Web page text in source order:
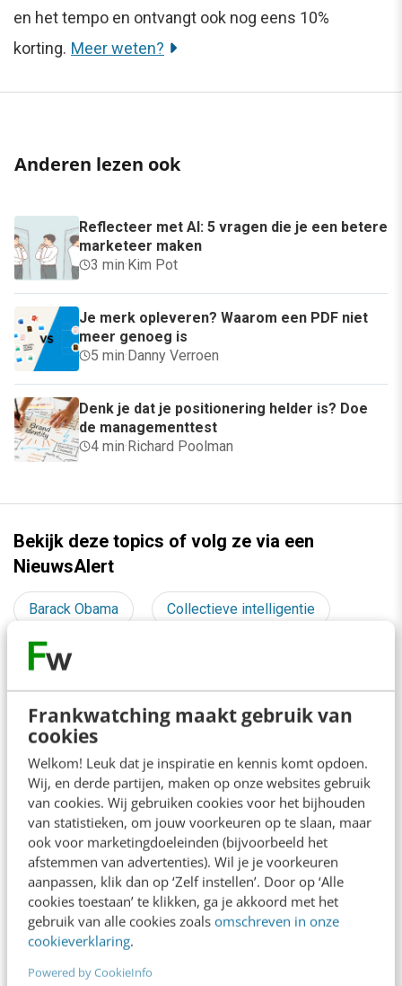
Frankwatching maakt gebruik van
cookies
Welkom! Leuk dat je inspiratie en kennis komt opdoen.
Wij, en derde partijen, maken op onze websites gebruik
van cookies. Wij gebruiken cookies voor het bijhouden
van statistieken, om jouw voorkeuren op te slaan, maar
ook voor marketingdoeleinden (bijvoorbeeld het
afstemmen van advertenties). Wil je je voorkeuren
aanpassen, klik dan op ‘Zelf instellen’. Door op ‘Alle
cookies toestaan’ te klikken, ga je akkoord met het
gebruik van alle cookies zoals omschreven in onze
cookieverklaring.
Powered by CookieInfo
en het tempo en ontvangt ook nog eens 10%
korting. Meer weten?
Anderen lezen ook
Reflecteer met AI: 5 vragen die je een betere
marketeer maken
3 min·Kim Pot
Je merk opleveren? Waarom een PDF niet
meer genoeg is
5 min·Danny Verroen
Denk je dat je positionering helder is? Doe
de managementtest
4 min·Richard Poolman
Bekijk deze topics of volg ze via een
NieuwsAlert
Barack Obama Collectieve intelligentie
Conversation Society
Hyves Internetkabinet Internetpremier
iPhone
Maxime Verhagen Online marketing
Open innovatie Overheid Recessie
RSS Samenleving Social media
Tech Wikinomics X
YouTube